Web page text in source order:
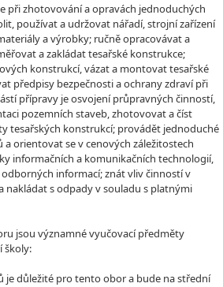
při zhotovování a opravách jednoduchých
používat a udržovat nářadí, strojní zařízení
a výrobky; ručně opracovávat a
a zakládat tesařské konstrukce;
konstrukcí, vázat a montovat tesařské
předpisy bezpečnosti a ochrany zdraví při
přípravy je osvojení průpravných činností,
pozemních staveb, zhotovovat a číst
tesařských konstrukcí; provádět jednoduché
orientovat se v cenových záležitostech
informačních a komunikačních technologií,
informací; znát vliv činností v
s odpady v souladu s platnými
jsou významné vyučovací předměty
školy:
je důležité pro tento obor a bude na střední